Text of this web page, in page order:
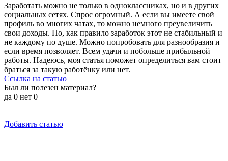
Заработать можно не только в одноклассниках, но и в других
социальных сетях. Спрос огромный. А если вы имеете свой
профиль во многих чатах, то можно немного преувеличить
свои доходы. Но, как правило заработок этот не стабильный и
не каждому по душе. Можно попробовать для разнообразия и
если время позволяет. Всем удачи и побольше прибыльной
работы. Надеюсь, моя статья поможет определиться вам стоит
браться за такую работёнку или нет.
Ссылка на статью
Был ли полезен материал?
да 0 нет 0
Добавить статью